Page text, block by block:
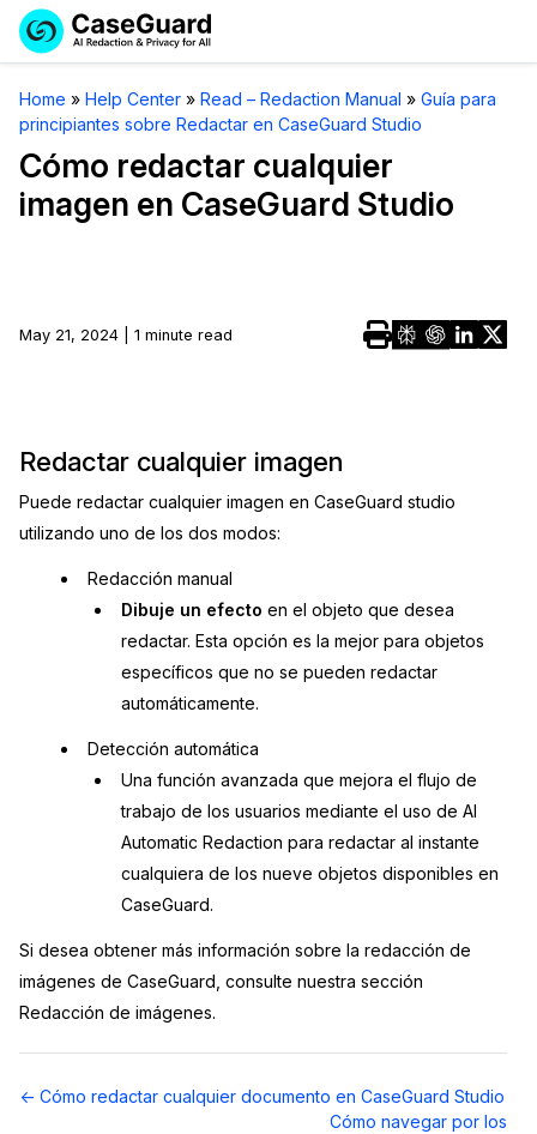
Servicios
Licencia de CaseGuard Studio
Precios de Redacción a Pedido
Soluciones
Redacción de vídeos
Redacción de audio
Redacción de imágenes
Transcripción y Traducción
Industrias
Transportación
Educación
El Gobierno
Sector Jurídico
Servicios Financieros
Casinos
Medios de Comunicación y
Entretenimiento
Centros de Atención Telefónica
Centros de Crisis y Las Líneas Directas
La Venta al Por Menor
TI y Operaciones
Recursos
Artículos
Casos Practicos
Centro de Ayuda
Videoteca
Recomendaciones
Sobre nosotros
Trabaja con nosotros
Contáctanos
Solicitar cotización
Demo
English
Home » Help Center » Read – Redaction Manual » Guía para
principiantes sobre Redactar en CaseGuard Studio
Cómo redactar cualquier
imagen en CaseGuard Studio
May 21, 2024 | 1 minute read
Redactar cualquier imagen
Puede redactar cualquier imagen en CaseGuard studio
utilizando uno de los dos modos:
Redacción manual
Dibuje un efectoen el objeto que desea
redactar. Esta opción es la mejor para objetos
específicos que no se pueden redactar
automáticamente.
Detección automática
Una función avanzada que mejora el flujo de
trabajo de los usuarios mediante el uso de AI
Automatic Redaction para redactar al instante
cualquiera de los nueve objetos disponibles en
CaseGuard.
Si desea obtener más información sobre la redacción de
imágenes de CaseGuard, consulte nuestra sección
Redacción de imágenes.
Navegación
← Cómo redactar cualquier documento en CaseGuard Studio
Cómo navegar por los